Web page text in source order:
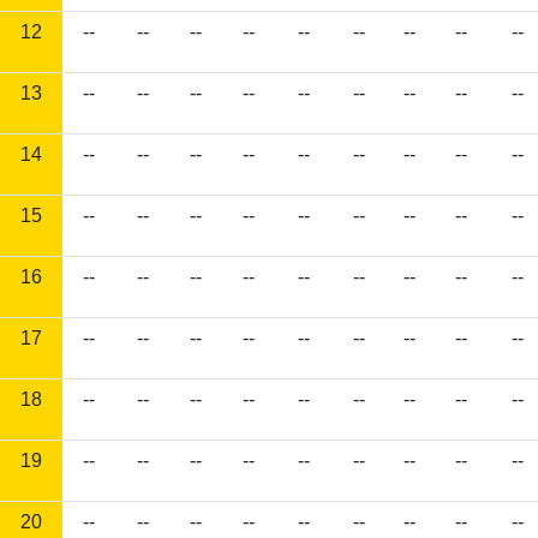
12 -- -- -- -- -- -- -- -- --
13 -- -- -- -- -- -- -- -- --
14 -- -- -- -- -- -- -- -- --
15 -- -- -- -- -- -- -- -- --
16 -- -- -- -- -- -- -- -- --
17 -- -- -- -- -- -- -- -- --
18 -- -- -- -- -- -- -- -- --
19 -- -- -- -- -- -- -- -- --
20 -- -- -- -- -- -- -- -- --